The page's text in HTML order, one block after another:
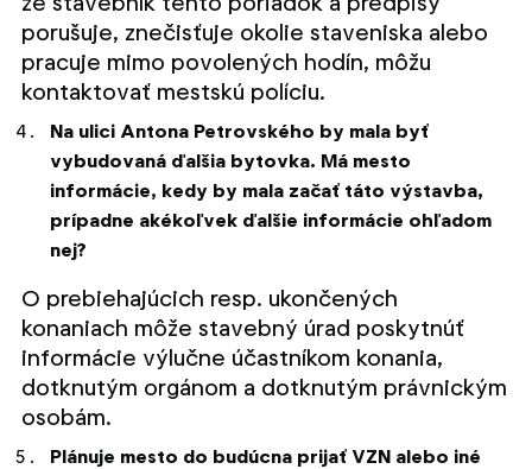
porušuje, znečisťuje okolie staveniska alebo
pracuje mimo povolených hodín, môžu
kontaktovať mestskú políciu.
Na ulici Antona Petrovského by mala byť
vybudovaná ďalšia bytovka. Má mesto
informácie, kedy by mala začať táto výstavba,
prípadne akékoľvek ďalšie informácie ohľadom
nej?
O prebiehajúcich resp. ukončených
konaniach môže stavebný úrad poskytnúť
informácie výlučne účastníkom konania,
dotknutým orgánom a dotknutým právnickým
osobám.
Plánuje mesto do budúcna prijať VZN alebo iné